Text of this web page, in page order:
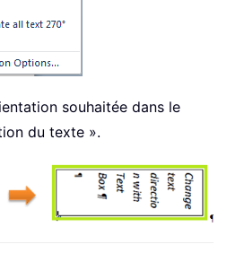
souhaitée dans le
du texte ».